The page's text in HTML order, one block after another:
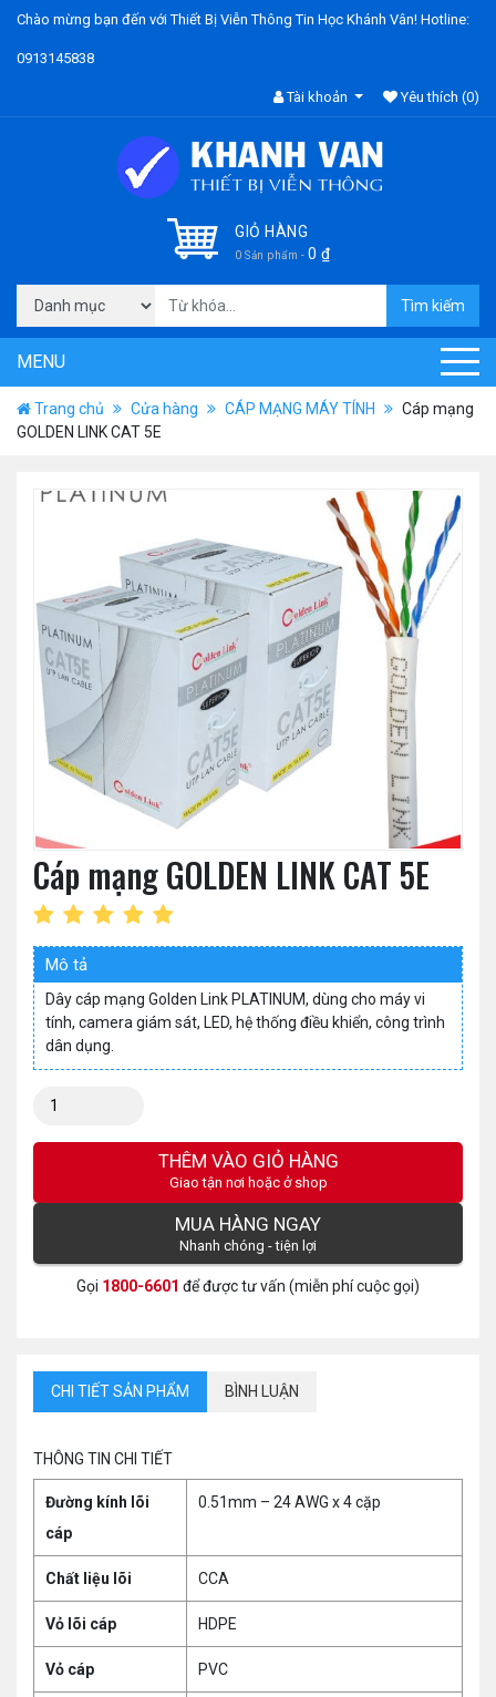
Chào mừng bạn đến với Thiết Bị Viễn Thông Tin Học Khánh Vân! Hotline:
0913145838
Tài khoản Yêu thích (0)
GIỎ HÀNG
0 Sản phẩm - 0 ₫
Tìm kiếm
MENU
Trang chủ Cửa hàng CÁP MẠNG MÁY TÍNH
Cáp mạng
GOLDEN LINK CAT 5E
Cáp mạng GOLDEN LINK CAT 5E
Mô tả
Dây cáp mạng Golden Link PLATINUM, dùng cho máy vi
tính, camera giám sát, LED, hệ thống điều khiển, công trình
dân dụng.
Số
THÊM VÀO GIỎ HÀNG
Giao tận nơi hoặc ở shop
MUA HÀNG NGAY
Nhanh chóng - tiện lợi
Gọi 1800-6601 để được tư vấn (miễn phí cuộc gọi)
CHI TIẾT SẢN PHẨM BÌNH LUẬN
THÔNG TIN CHI TIẾT
Đường kính lõi
cáp
0.51mm – 24 AWG x 4 cặp
Chất liệu lõi CCA
Vỏ lõi cáp HDPE
Vỏ cáp PVC